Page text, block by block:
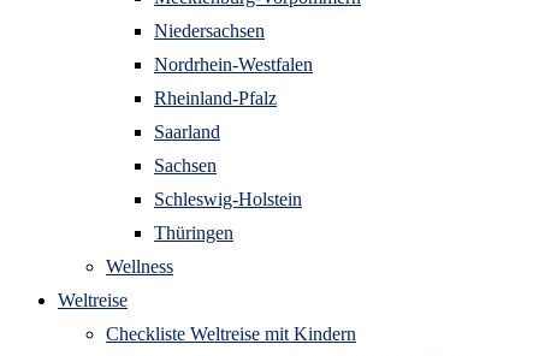
Niedersachsen
Nordrhein-Westfalen
Rheinland-Pfalz
Saarland
Sachsen
Schleswig-Holstein
Thüringen
Wellness
Weltreise
Checkliste Weltreise mit Kindern